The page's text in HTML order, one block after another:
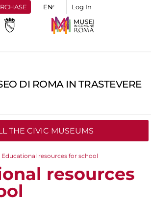
Log In
DI ROMA IN TRASTEVERE
THE CIVIC MUSEUMS
Educational resources for school
resources